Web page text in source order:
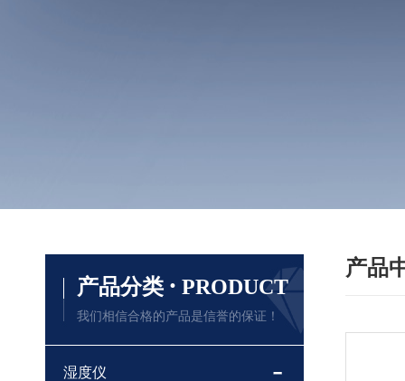
产品
产品分类 · PRODUCT
我们相信合格的产品是信誉的保证！
湿度仪